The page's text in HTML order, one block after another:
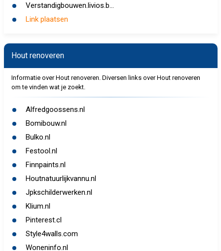
Verstandigbouwen.livios.b...
Link plaatsen
Hout renoveren
Informatie over Hout renoveren. Diversen links over Hout renoveren
om te vinden wat je zoekt.
Alfredgoossens.nl
Bomibouw.nl
Bulko.nl
Festool.nl
Finnpaints.nl
Houtnatuurlijkvannu.nl
Jpkschilderwerken.nl
Klium.nl
Pinterest.cl
Style4walls.com
Woneninfo.nl